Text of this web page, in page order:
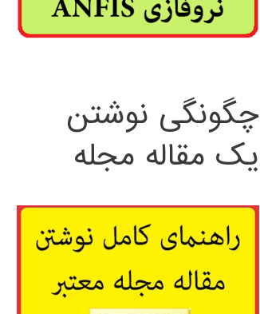
چگونگی نوشتن
یک مقاله مجله